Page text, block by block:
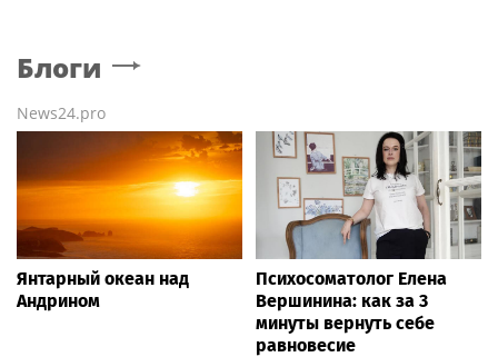
Блоги
News24.pro
Янтарный океан над
Андрином
Психосоматолог Елена
Вершинина: как за 3
минуты вернуть себе
равновесие